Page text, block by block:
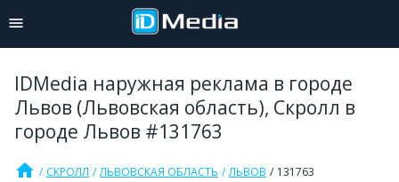
IDMedia наружная реклама в городе
Львов (Львовская область), Скролл в
городе Львов #131763
home СКРОЛЛ ЛЬВОВСКАЯ ОБЛАСТЬ ЛЬВОВ 131763